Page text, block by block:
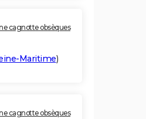
cagnotte obsèques
Maritime)
cagnotte obsèques